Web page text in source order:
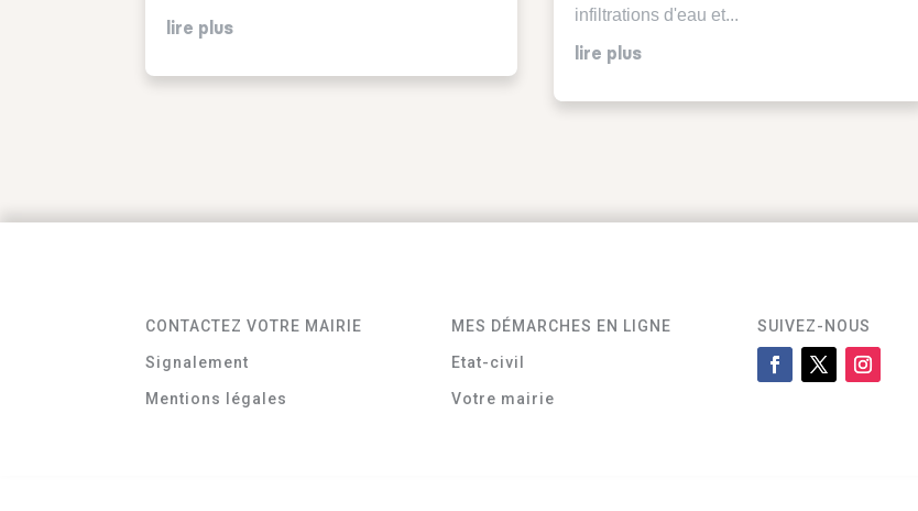
lire plus
infiltrations d'eau et...
lire plus
CONTACTEZ VOTRE MAIRIE
Signalement
Mentions légales
MES DÉMARCHES EN LIGNE
Etat-civil
Votre mairie
SUIVEZ-NOUS